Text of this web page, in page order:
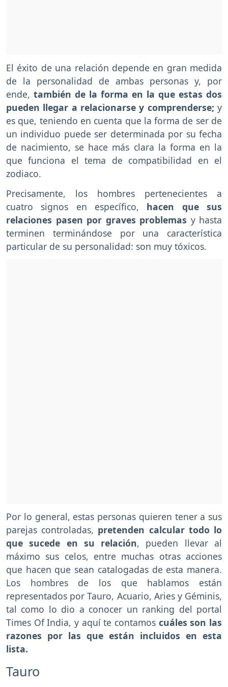
El éxito de una relación depende en gran medida
de la personalidad de ambas personas y, por
ende, también de la forma en la que estas dos
pueden llegar a relacionarse y comprenderse; y
es que, teniendo en cuenta que la forma de ser de
un individuo puede ser determinada por su fecha
de nacimiento, se hace más clara la forma en la
que funciona el tema de compatibilidad en el
zodiaco.
Precisamente, los hombres pertenecientes a
cuatro signos en específico, hacen que sus
relaciones pasen por graves problemas y hasta
terminen terminándose por una característica
particular de su personalidad: son muy tóxicos.
Por lo general, estas personas quieren tener a sus
parejas controladas, pretenden calcular todo lo
que sucede en su relación, pueden llevar al
máximo sus celos, entre muchas otras acciones
que hacen que sean catalogadas de esta manera.
Los hombres de los que hablamos están
representados por Tauro, Acuario, Aries y Géminis,
tal como lo dio a conocer un ranking del portal
Times Of India, y aquí te contamos cuáles son las
razones por las que están incluidos en esta
lista.
Tauro